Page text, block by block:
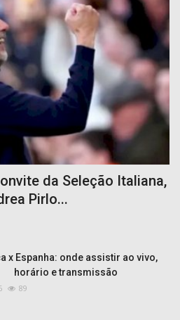
da Seleção Italiana,
Pirlo...
x Espanha: onde assistir ao vivo,
horário e transmissão
89